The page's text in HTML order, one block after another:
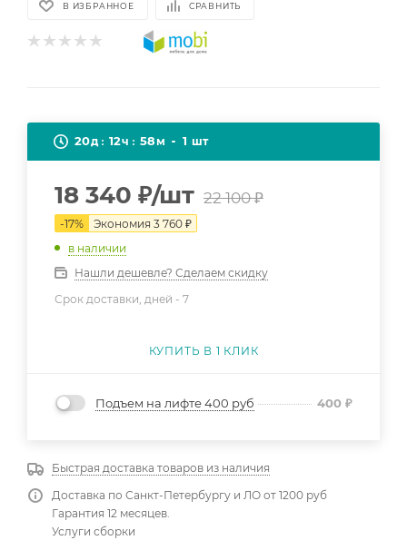
В ИЗБРАННОЕ СРАВНИТЬ
20д 12ч 58м 1 шт
18 340 ₽/шт 22 100₽
-17% Экономия 3 760 ₽
в наличии
Нашли дешевле? Сделаем скидку
Срок доставки, дней - 7
КУПИТЬ В 1 КЛИК
Подъем на лифте 400 руб 400 ₽
Быстрая доставка товаров из наличия
Доставка по Санкт-Петербургу и ЛО от 1200 руб
Гарантия 12 месяцев.
Услуги сборки